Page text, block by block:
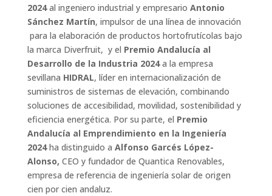
2024al ingeniero industrial y empresario Antonio
Sánchez Martín, impulsor de una línea de innovación
para la elaboración de productos hortofrutícolas bajo
la marca Diverfruit, y el Premio Andalucía al
Desarrollo de la Industria 2024a la empresa
sevillana HIDRAL, líder en internacionalización de
suministros de sistemas de elevación, combinando
soluciones de accesibilidad, movilidad, sostenibilidad y
eficiencia energética. Por su parte, el Premio
Andalucía al Emprendimiento en la Ingeniería
2024ha distinguido a Alfonso Garcés López-
Alonso, CEO y fundador de Quantica Renovables,
empresa de referencia de ingeniería solar de origen
cien por cien andaluz.